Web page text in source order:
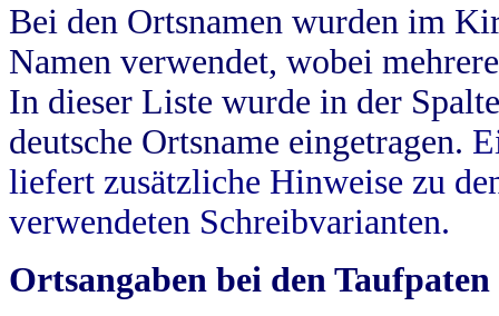
Bei den Ortsnamen wurden im
Namen verwendet, wobei
In dieser Liste wurde in der
deutsche Ortsname eingetragen.
liefert zusätzliche Hinweise zu
verwendeten Schreibvarianten.
Ortsangaben bei den Taufpaten